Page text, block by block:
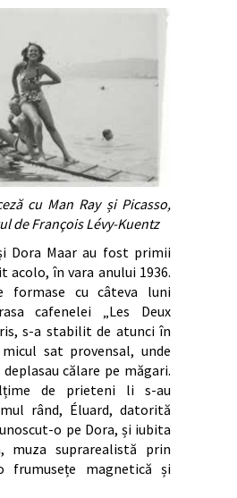
cu Man Ray și Picasso,
de François Lévy-Kuentz
Dora Maar au fost primii
acolo, în vara anului 1936.
formase cu câteva luni
cafenelei „Les Deux
s-a stabilit de atunci în
sat provensal, unde
călare pe măgari.
de prieteni li s-au
rând, Éluard, datorită
o pe Dora, și iubita
muza suprarealistă prin
frumusețe magnetică și